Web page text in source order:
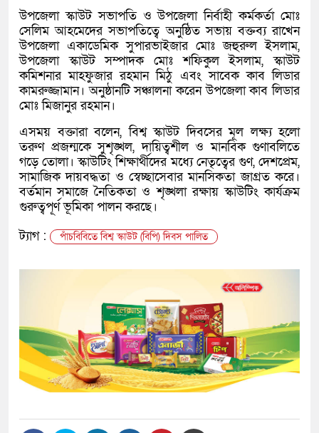
উপজেলা স্কাউট সভাপতি ও উপজেলা নির্বাহী কর্মকর্তা মোঃ
সেলিম আহমেদের সভাপতিত্বে অনুষ্ঠিত সভায় বক্তব্য রাখেন
উপজেলা একাডেমিক সুপারভাইজার মোঃ জহুরুল ইসলাম,
উপজেলা স্কাউট সম্পাদক মোঃ শফিকুল ইসলাম, স্কাউট
কমিশনার মাহফুজার রহমান মিঠু এবং সাবেক কাব লিডার
কামরুজ্জামান। অনুষ্ঠানটি সঞ্চালনা করেন উপজেলা কাব লিডার
মোঃ মিজানুর রহমান।
এসময় বক্তারা বলেন, বিশ্ব স্কাউট দিবসের মূল লক্ষ্য হলো
তরুণ প্রজন্মকে সুশৃঙ্খল, দায়িত্বশীল ও মানবিক গুণাবলিতে
গড়ে তোলা। স্কাউটিং শিক্ষার্থীদের মধ্যে নেতৃত্বের গুণ, দেশপ্রেম,
সামাজিক দায়বদ্ধতা ও স্বেচ্ছাসেবার মানসিকতা জাগ্রত করে।
বর্তমান সমাজে নৈতিকতা ও শৃঙ্খলা রক্ষায় স্কাউটিং কার্যক্রম
গুরুত্বপূর্ণ ভূমিকা পালন করছে।
ট্যাগ :
পাঁচবিবিতে বিশ্ব স্কাউট (বিপি) দিবস পালিত